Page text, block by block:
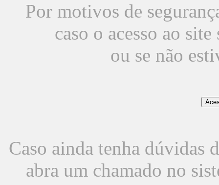
Por motivos de
caso o acesso ao
ou se não
Caso ainda tenha dúvidas
abra um chamado no